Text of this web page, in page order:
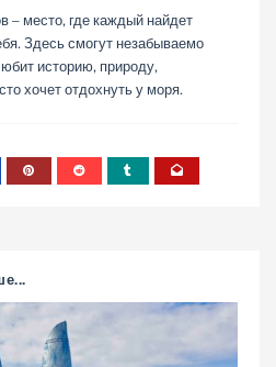
– место, где каждый найдет
Здесь смогут незабываемо
историю, природу,
хочет отдохнуть у моря.